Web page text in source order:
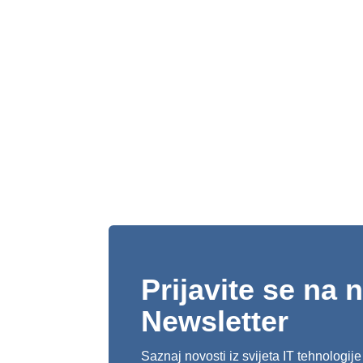
Prijavite se na
Newsletter
Saznaj novosti iz svijeta IT tehnologije